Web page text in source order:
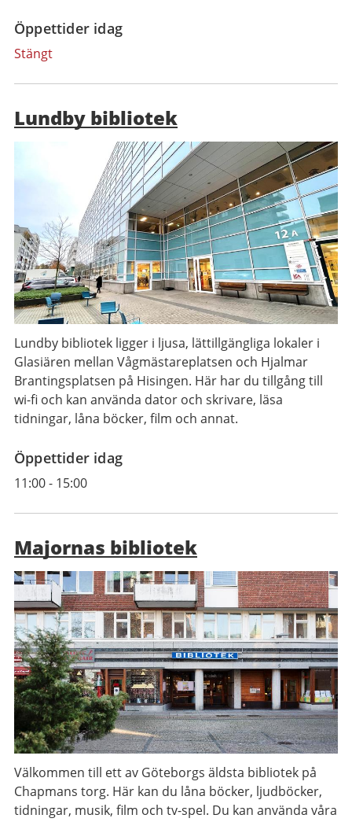
Öppettider idag
Stängt
Lundby bibliotek
Lundby bibliotek ligger i ljusa, lättillgängliga lokaler i
Glasiären mellan Vågmästareplatsen och Hjalmar
Brantingsplatsen på Hisingen. Här har du tillgång till
wi-fi och kan använda dator och skrivare, läsa
tidningar, låna böcker, film och annat.
Öppettider idag
11:00- 15:00
Majornas bibliotek
Välkommen till ett av Göteborgs äldsta bibliotek på
Chapmans torg. Här kan du låna böcker, ljudböcker,
tidningar, musik, film och tv-spel. Du kan använda våra